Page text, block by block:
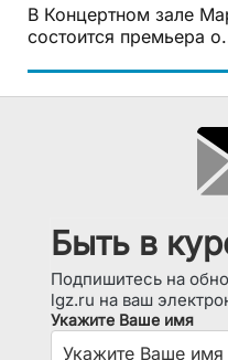
В Концертном зале
состоится премьера
Быть в
Подпишитесь на
lgz.ru на ваш
Укажите Ваше имя